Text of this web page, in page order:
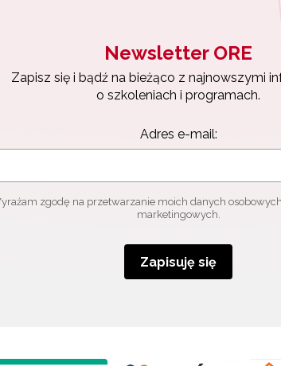
Newsletter ORE
Zapisz się i bądź na bieżąco z najnowszymi
o szkoleniach i programach.
Adres e-mail:
zgodę na przetwarzanie moich danych
marketingowych.
Zapisuję się